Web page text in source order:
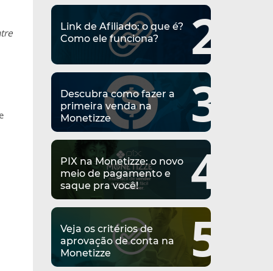
2
Link de Afiliado: o que é?
Como ele funciona?
3
Descubra como fazer a
primeira venda na
Monetizze
4
PIX na Monetizze: o novo
meio de pagamento e
saque pra você!
5
Veja os critérios de
aprovação de conta na
Monetizze